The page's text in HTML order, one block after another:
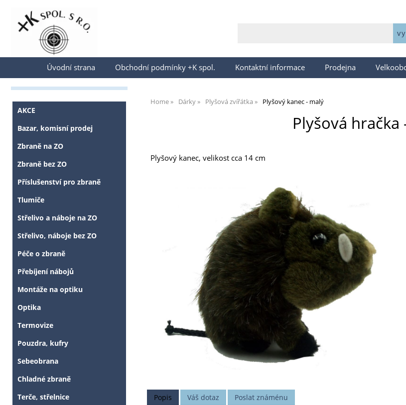
Přihlásit se
Úvodní strana Obchodní podmínky +K spol. Kontaktní informace Prodejna
Home Dárky Plyšová zvířátka Plyšový kanec - malý
Plyšová
Plyšový kanec, velikost cca 14 cm
Popis Váš dotaz Poslat známénu
AKCE
Bazar, komisní prodej
Zbraně na ZO
Zbraně bez ZO
Příslušenství pro zbraně
Tlumiče
Střelivo a náboje na ZO
Střelivo, náboje bez ZO
Péče o zbraně
Přebíjení nábojů
Montáže na optiku
Optika
Termovize
Pouzdra, kufry
Sebeobrana
Chladné zbraně
Terče, střelnice